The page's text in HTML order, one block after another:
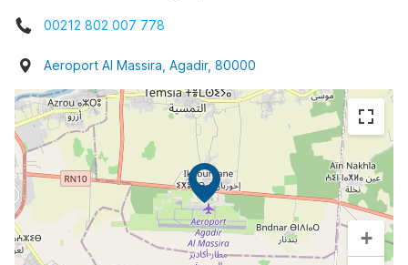
00212 802 007 778
Aeroport Al Massira, Agadir, 80000
+